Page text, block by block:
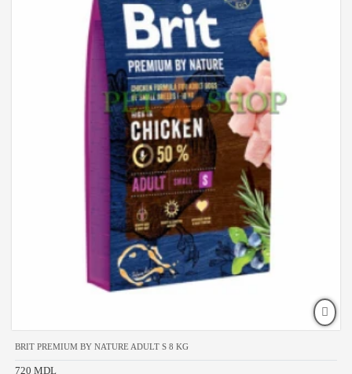
BRIT PREMIUM BY NATURE ADULT S 8 KG
720 MDL